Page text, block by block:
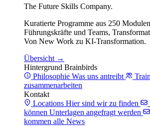
The Future Skills Company.
Kuratierte Programme aus 250
Führungskräfte und Teams,
Von New Work zu KI-Transformation.
Übersicht →
Hintergrund Brainbirds
Philosophie Was uns antreibt
zusammenarbeiten
Kontakt
Locations Hier sind wir zu finden
können Unterlagen angefragt werden
kommen alle News